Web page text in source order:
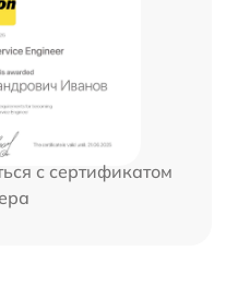
с сертификатом